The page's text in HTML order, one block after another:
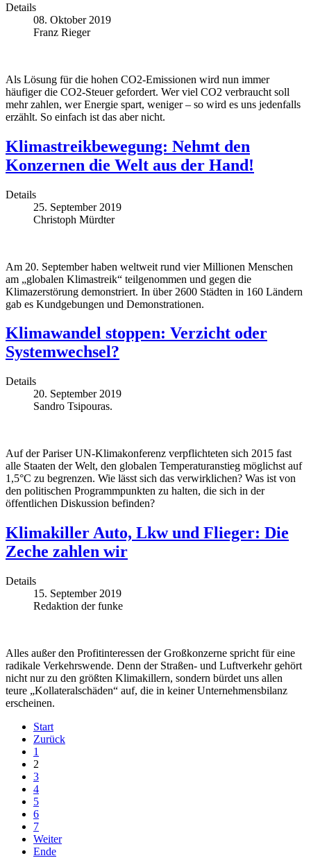
Details
08. Oktober 2019
Franz Rieger
Als Lösung für die hohen CO2-Emissionen wird nun immer
häufiger die CO2-Steuer gefordert. Wer viel CO2 verbraucht soll
mehr zahlen, wer Energie spart, weniger – so wird es uns jedenfalls
erzählt. So einfach ist das aber nicht.
Klimastreikbewegung: Nehmt den
Konzernen die Welt aus der Hand!
Details
25. September 2019
Christoph Mürdter
Am 20. September haben weltweit rund vier Millionen Menschen
am „globalen Klimastreik“ teilgenommen und gegen die
Klimazerstörung demonstriert. In über 2600 Städten in 160 Ländern
gab es Kundgebungen und Demonstrationen.
Klimawandel stoppen: Verzicht oder
Systemwechsel?
Details
20. September 2019
Sandro Tsipouras.
Auf der Pariser UN-Klimakonferenz verpflichteten sich 2015 fast
alle Staaten der Welt, den globalen Temperaturanstieg möglichst auf
1,5°C zu begrenzen. Wie lässt sich das verwirklichen? Was ist von
den politischen Programmpunkten zu halten, die sich in der
öffentlichen Diskussion befinden?
Klimakiller Auto, Lkw und Flieger: Die
Zeche zahlen wir
Details
15. September 2019
Redaktion der funke
Alles außer den Profitinteressen der Großkonzerne spricht für eine
radikale Verkehrswende. Denn der Straßen- und Luftverkehr gehört
nicht nur zu den größten Klimakillern, sondern bürdet uns allen
teure „Kollateralschäden“ auf, die in keiner Unternehmensbilanz
erscheinen.
Start
Zurück
1
2
3
4
5
6
7
Weiter
Ende